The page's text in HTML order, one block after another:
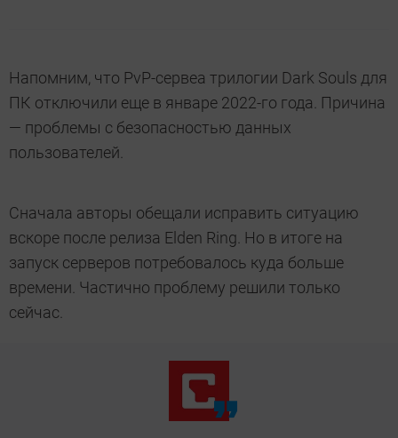
Напомним, что PvP-сервеа трилогии Dark Souls для
ПК отключили еще в январе 2022-го года. Причина
— проблемы с безопасностью данных
пользователей.
Сначала авторы обещали исправить ситуацию
вскоре после релиза Elden Ring. Но в итоге на
запуск серверов потребовалось куда больше
времени. Частично проблему решили только
сейчас.